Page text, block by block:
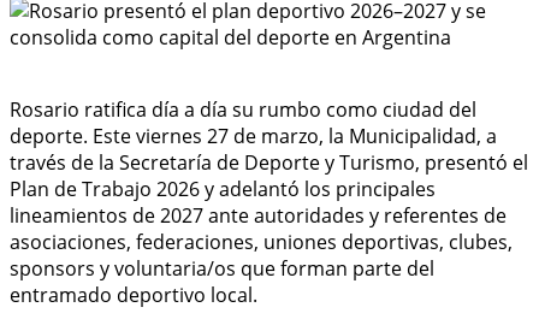
Rosario ratifica día a día su rumbo como ciudad del
deporte. Este viernes 27 de marzo, la Municipalidad, a
través de la Secretaría de Deporte y Turismo, presentó el
Plan de Trabajo 2026 y adelantó los principales
lineamientos de 2027 ante autoridades y referentes de
asociaciones, federaciones, uniones deportivas, clubes,
sponsors y voluntaria/os que forman parte del
entramado deportivo local.